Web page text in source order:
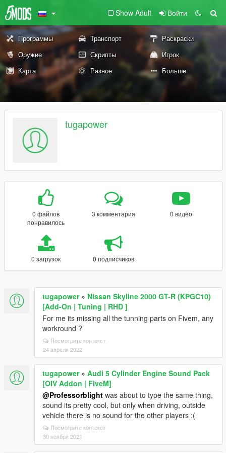
Show Adult Войти
Программы Транспорт
Раскраски
Оружие
Скрипты
Игрок
Карта
Разное Больше
tugapower
0 файлов
понравилось
3 комментария 0 видео
0 загрузок 0 подписчиков
tugapower» Nissan Skyline 2000 GT-R (KPGC10)
[Add-On | Tuning | RHD ]
For me its missing all the tunning parts on Fivem, any
workround ?
Посмотрите контекст
24 апреля 2022
tugapower» Audi 5 Cylinder Engine Sound Pack
[OIV Addon | FiveM]
@Professorblight was about to type the same thing,
sound its pretty cool, but only when driving, outside
vehicle there is no sound for the other players :(
Посмотрите контекст
30 ноября 2021